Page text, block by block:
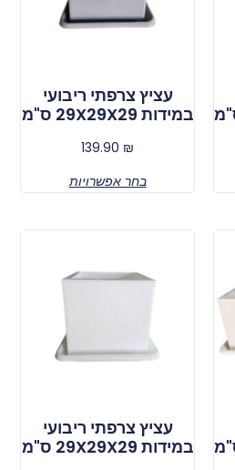
עציץ צרפתי ריבועי
במידות 29X29X29 ס"מ
139.90 ₪
בחר אפשרויות
עציץ צרפתי ריבועי
במידות 29X29X29 ס"מ